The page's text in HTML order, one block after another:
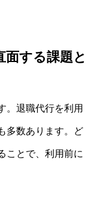
面する課題と
。退職代行を利用
多数あります。ど
ことで、利用前に